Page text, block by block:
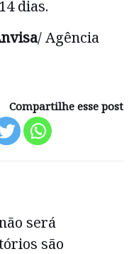
dias.
/ Agência
Compartilhe esse post
será
são